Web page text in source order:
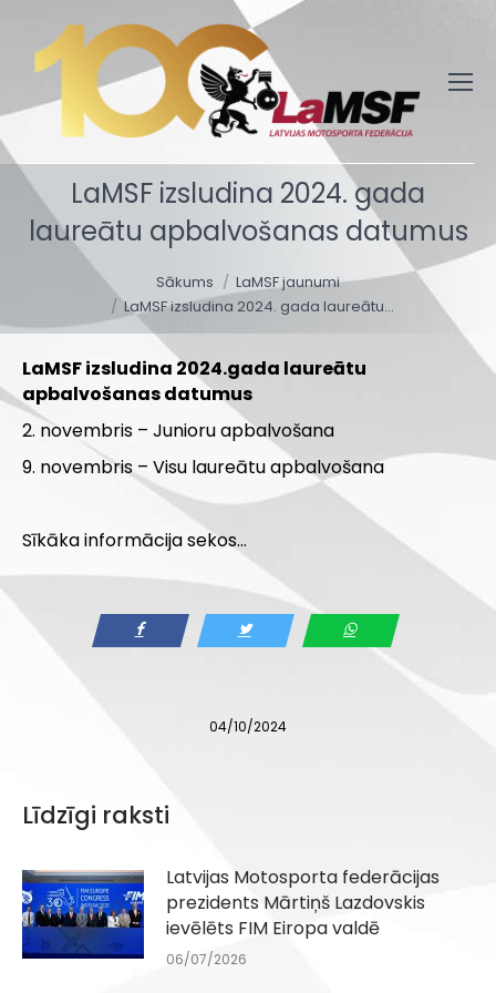
LaMSF izsludina 2024. gada
laureātu apbalvošanas datumus
You are here:
Sākums
LaMSF jaunumi
LaMSF izsludina 2024. gada laureātu…
LaMSF izsludina 2024.gada laureātu
apbalvošanas datumus
2. novembris – Junioru apbalvošana
9. novembris – Visu laureātu apbalvošana
Sīkāka informācija sekos…
04/10/2024
Līdzīgi raksti
Latvijas Motosporta federācijas
prezidents Mārtiņš Lazdovskis
ievēlēts FIM Eiropa valdē
06/07/2026